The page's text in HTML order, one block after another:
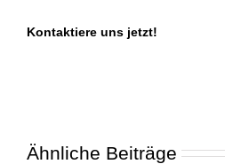
Kontaktiere uns jetzt!
Ähnliche Beiträge